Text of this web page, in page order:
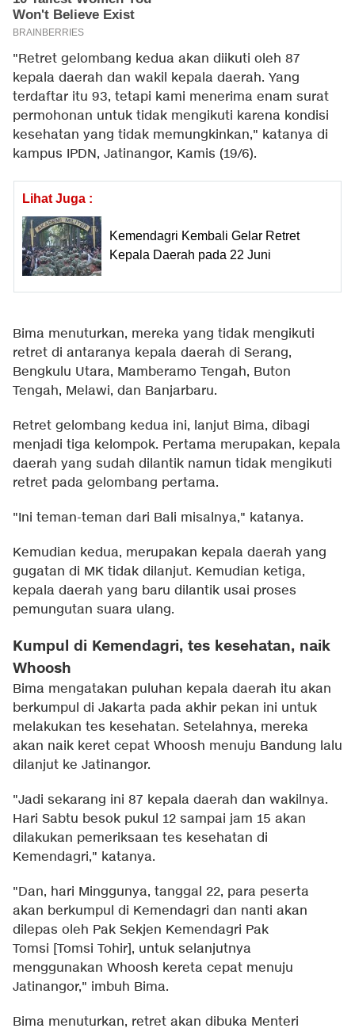
"Retret gelombang kedua akan diikuti oleh 87
kepala daerah dan wakil kepala daerah. Yang
terdaftar itu 93, tetapi kami menerima enam surat
permohonan untuk tidak mengikuti karena kondisi
kesehatan yang tidak memungkinkan," katanya di
kampus IPDN, Jatinangor, Kamis (19/6).
Lihat Juga :
Kemendagri Kembali Gelar Retret
Kepala Daerah pada 22 Juni
Bima menuturkan, mereka yang tidak mengikuti
retret di antaranya kepala daerah di Serang,
Bengkulu Utara, Mamberamo Tengah, Buton
Tengah, Melawi, dan Banjarbaru.
Retret gelombang kedua ini, lanjut Bima, dibagi
menjadi tiga kelompok. Pertama merupakan, kepala
daerah yang sudah dilantik namun tidak mengikuti
retret pada gelombang pertama.
"Ini teman-teman dari Bali misalnya," katanya.
Kemudian kedua, merupakan kepala daerah yang
gugatan di MK tidak dilanjut. Kemudian ketiga,
kepala daerah yang baru dilantik usai proses
pemungutan suara ulang.
Kumpul di Kemendagri, tes kesehatan, naik
Whoosh
Bima mengatakan puluhan kepala daerah itu akan
berkumpul di Jakarta pada akhir pekan ini untuk
melakukan tes kesehatan. Setelahnya, mereka
akan naik keret cepat Whoosh menuju Bandung lalu
dilanjut ke Jatinangor.
"Jadi sekarang ini 87 kepala daerah dan wakilnya.
Hari Sabtu besok pukul 12 sampai jam 15 akan
dilakukan pemeriksaan tes kesehatan di
Kemendagri," katanya.
"Dan, hari Minggunya, tanggal 22, para peserta
akan berkumpul di Kemendagri dan nanti akan
dilepas oleh Pak Sekjen Kemendagri Pak
Tomsi [Tomsi Tohir], untuk selanjutnya
menggunakan Whoosh kereta cepat menuju
Jatinangor," imbuh Bima.
Bima menuturkan, retret akan dibuka Menteri